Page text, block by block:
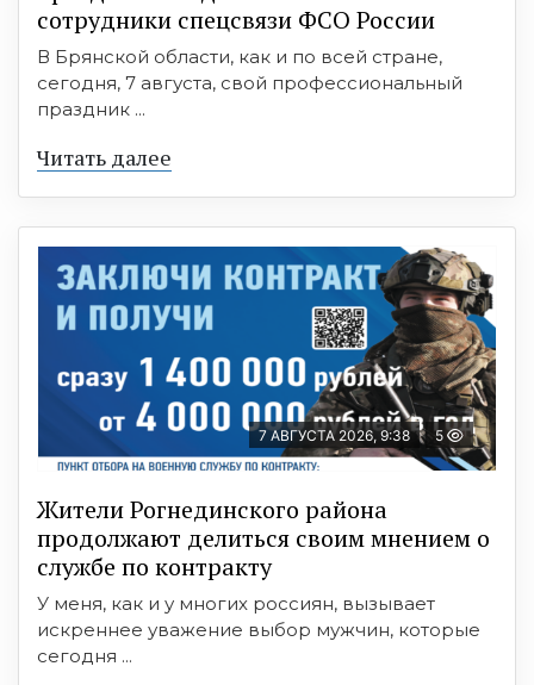
сотрудники спецсвязи ФСО России
В Брянской области, как и по всей стране,
сегодня, 7 августа, свой профессиональный
праздник ...
Читать далее
7 АВГУСТА 2026, 9:38 5
Жители Рогнединского района
продолжают делиться своим мнением о
службе по контракту
У меня, как и у многих россиян, вызывает
искреннее уважение выбор мужчин, которые
сегодня ...